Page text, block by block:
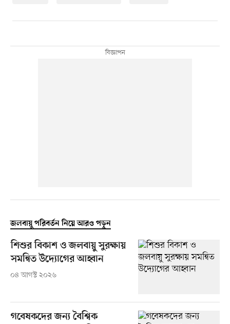
জলবায়ু পরিবর্তন নিয়ে আরও পড়ুন
শিশুর বিকাশ ও জলবায়ু সুরক্ষায়
সমন্বিত উদ্যোগের আহ্বান
০৪ আগস্ট ২০২৬
গবেষকদের জন্য বৈশ্বিক